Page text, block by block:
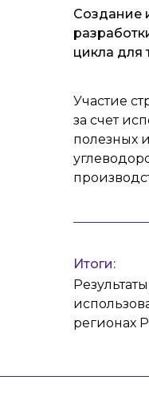
Создание
цикла для
Участие
за счет
полезных
регионах
Итоги: